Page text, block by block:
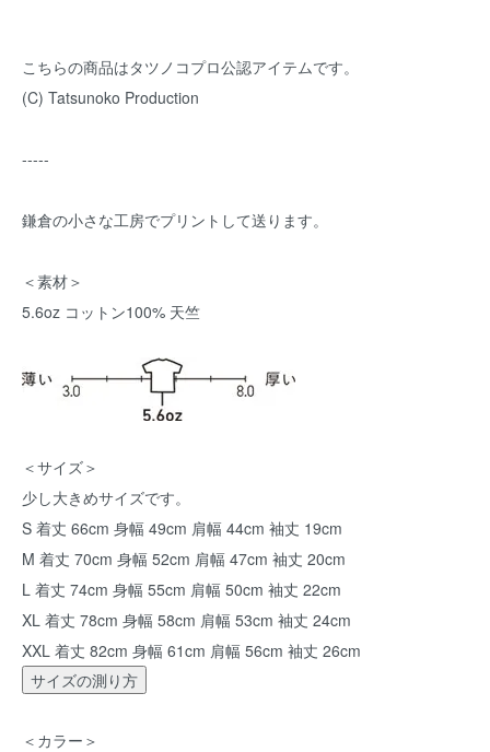
こちらの商品はタツノコプロ公認アイテムです。
(C) Tatsunoko Production
-----
鎌倉の小さな工房でプリントして送ります。
＜素材＞
5.6oz コットン100% 天竺
＜サイズ＞
少し大きめサイズです。
S 着丈 66cm 身幅 49cm 肩幅 44cm 袖丈 19cm
M 着丈 70cm 身幅 52cm 肩幅 47cm 袖丈 20cm
L 着丈 74cm 身幅 55cm 肩幅 50cm 袖丈 22cm
XL 着丈 78cm 身幅 58cm 肩幅 53cm 袖丈 24cm
XXL 着丈 82cm 身幅 61cm 肩幅 56cm 袖丈 26cm
サイズの測り方
＜カラー＞